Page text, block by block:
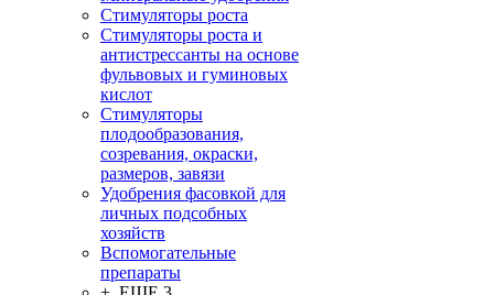
Стимуляторы роста
Стимуляторы роста и
антистрессанты на основе
фульвовых и гуминовых
кислот
Стимуляторы
плодообразования,
созревания, окраски,
размеров, завязи
Удобрения фасовкой для
личных подсобных
хозяйств
Вспомогательные
препараты